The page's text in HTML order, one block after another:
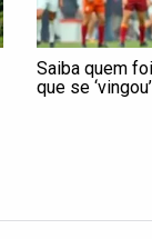
Saiba quem
que se